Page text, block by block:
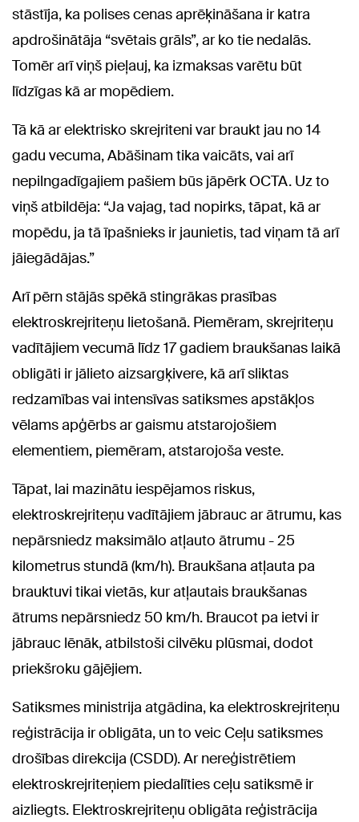
stāstīja, ka polises cenas aprēķināšana ir katra
apdrošinātāja “svētais grāls”, ar ko tie nedalās.
Tomēr arī viņš pieļauj, ka izmaksas varētu būt
līdzīgas kā ar mopēdiem.
Tā kā ar elektrisko skrejriteni var braukt jau no 14
gadu vecuma, Abāšinam tika vaicāts, vai arī
nepilngadīgajiem pašiem būs jāpērk OCTA. Uz to
viņš atbildēja: “Ja vajag, tad nopirks, tāpat, kā ar
mopēdu, ja tā īpašnieks ir jaunietis, tad viņam tā arī
jāiegādājas.”
Arī pērn stājās spēkā stingrākas prasības
elektroskrejriteņu lietošanā. Piemēram, skrejriteņu
vadītājiem vecumā līdz 17 gadiem braukšanas laikā
obligāti ir jālieto aizsargķivere, kā arī sliktas
redzamības vai intensīvas satiksmes apstākļos
vēlams apģērbs ar gaismu atstarojošiem
elementiem, piemēram, atstarojoša veste.
Tāpat, lai mazinātu iespējamos riskus,
elektroskrejriteņu vadītājiem jābrauc ar ātrumu, kas
nepārsniedz maksimālo atļauto ātrumu - 25
kilometrus stundā (km/h). Braukšana atļauta pa
brauktuvi tikai vietās, kur atļautais braukšanas
ātrums nepārsniedz 50 km/h. Braucot pa ietvi ir
jābrauc lēnāk, atbilstoši cilvēku plūsmai, dodot
priekšroku gājējiem.
Satiksmes ministrija atgādina, ka elektroskrejriteņu
reģistrācija ir obligāta, un to veic Ceļu satiksmes
drošības direkcija (CSDD). Ar nereģistrētiem
elektroskrejriteņiem piedalīties ceļu satiksmē ir
aizliegts. Elektroskrejriteņu obligāta reģistrācija